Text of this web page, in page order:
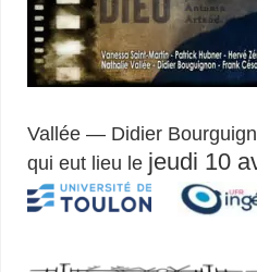
Vallée — Didier
qui eut lieu le jeudi 10